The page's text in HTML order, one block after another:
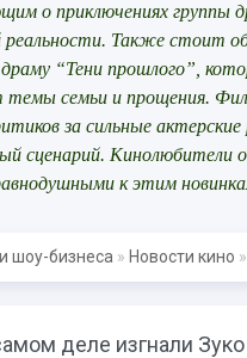
о приключениях группы
реальности. Также стоит
“Тени прошлого”,
темы семьи и прощения.
за сильные
сценарий. Кинолюбители
к этим
шоу-бизнеса » Новости кино »
деле изгнали Зуко